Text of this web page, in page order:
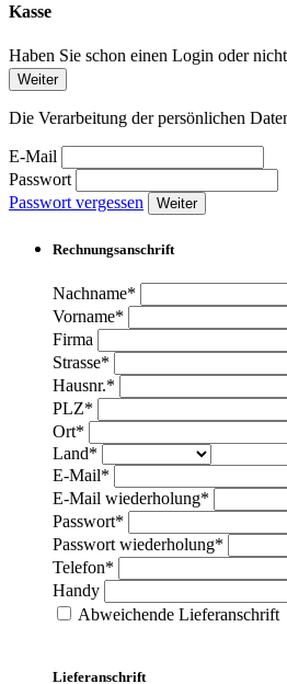
Kasse
Haben Sie schon einen Login oder
Weiter
Die Verarbeitung der persönlichen
E-Mail
Passwort
Passwort vergessen
Weiter
Rechnungsanschrift
Nachname*
Vorname*
Firma
Strasse*
Hausnr.*
PLZ*
Ort*
Land*
E-Mail*
E-Mail wiederholung*
Passwort*
Passwort wiederholung*
Telefon*
Handy
Abweichende Lieferanschrift
Lieferanschrift